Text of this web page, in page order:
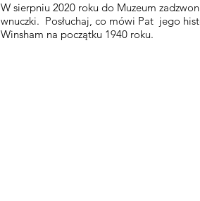
W sierpniu 2020 roku do Muzeum
wnuczki. Posłuchaj, co mówi Pat jego
Winsham na początku 1940 roku.